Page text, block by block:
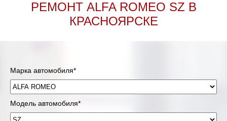
РЕМОНТ ALFA ROMEO SZ В
КРАСНОЯРСКЕ
Марка автомобиля*
Модель автомобиля*